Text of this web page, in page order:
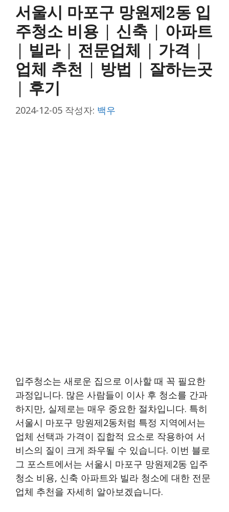
서울시 마포구 망원제2동 입
주청소 비용 | 신축 | 아파트
| 빌라 | 전문업체 | 가격 |
업체 추천 | 방법 | 잘하는곳
| 후기
2024-12-05 작성자: 백우
입주청소는 새로운 집으로 이사할 때 꼭 필요한
과정입니다. 많은 사람들이 이사 후 청소를 간과
하지만, 실제로는 매우 중요한 절차입니다. 특히
서울시 마포구 망원제2동처럼 특정 지역에서는
업체 선택과 가격이 집합적 요소로 작용하여 서
비스의 질이 크게 좌우될 수 있습니다. 이번 블로
그 포스트에서는 서울시 마포구 망원제2동 입주
청소 비용, 신축 아파트와 빌라 청소에 대한 전문
업체 추천을 자세히 알아보겠습니다.